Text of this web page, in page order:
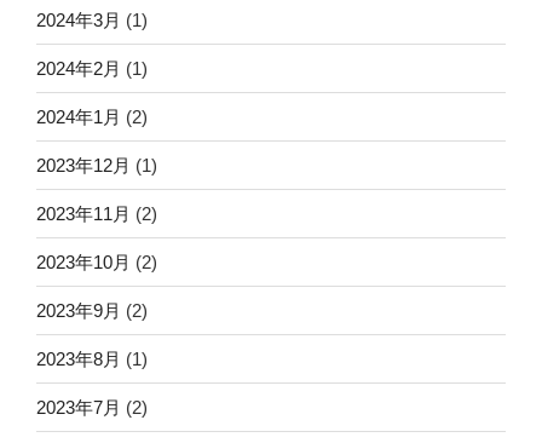
2024年3月 (1)
2024年2月 (1)
2024年1月 (2)
2023年12月 (1)
2023年11月 (2)
2023年10月 (2)
2023年9月 (2)
2023年8月 (1)
2023年7月 (2)